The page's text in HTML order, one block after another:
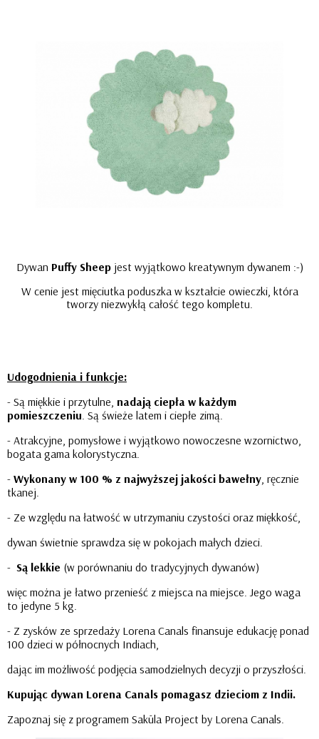
Dywan Puffy Sheepjest wyjątkowo kreatywnym dywanem :-)
W cenie jest mięciutka poduszka w kształcie owieczki, która
tworzy niezwykłą całość tego kompletu.
Udogodnienia i funkcje:
- Są miękkie i przytulne, nadają ciepła w każdym
pomieszczeniu. Są świeże latem i ciepłe zimą.
- Atrakcyjne, pomysłowe i wyjątkowo nowoczesne wzornictwo,
bogata gama kolorystyczna.
- Wykonany w 100 % z najwyższej jakości bawełny, ręcznie
tkanej.
- Ze względu na łatwość w utrzymaniu czystości oraz miękkość,
dywan świetnie sprawdza się w pokojach małych dzieci.
- Są lekkie (w porównaniu do tradycyjnych dywanów)
więc można je łatwo przenieść z miejsca na miejsce. Jego waga
to jedyne 5 kg.
- Z zysków ze sprzedaży Lorena Canals finansuje edukację ponad
100 dzieci w północnych Indiach,
dając im możliwość podjęcia samodzielnych decyzji o przyszłości.
Kupując dywan Lorena Canals pomagasz dzieciom z Indii.
Zapoznaj się z programem Sakūla Project by Lorena Canals.